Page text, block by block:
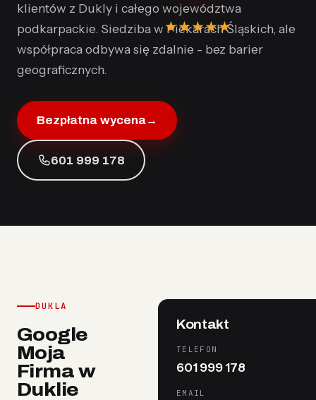
★★★★★
klientów z Dukly i całego województwa
podkarpackie. Siedziba w Piekarach Śląskich, ale
współpraca odbywa się zdalnie - bez barier
geograficznych.
Bezpłatna wycena→
601 999 178
DUKLA
Google
Moja
Firma w
Duklie
Kontakt
TELEFON
601 999 178
EMAIL